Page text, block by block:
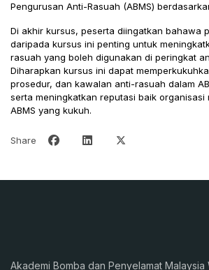
Pengurusan Anti-Rasuah (ABMS)
Di akhir kursus, peserta diingatkan bahawa
daripada kursus ini penting untuk
rasuah yang boleh digunakan di peringkat
Diharapkan kursus ini dapat
prosedur, dan kawalan anti-rasuah dalam
serta meningkatkan reputasi baik organisasi
ABMS yang kukuh.
Share
Akademi Bomba dan Penyelamat Malaysia